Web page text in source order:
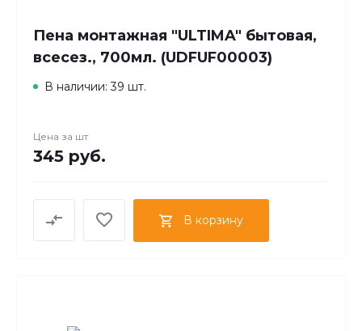
Пена монтажная "ULTIMA" бытовая,
всесез., 700мл. (UDFUF00003)
В наличии: 39 шт.
Цена за шт
345 руб.
В корзину